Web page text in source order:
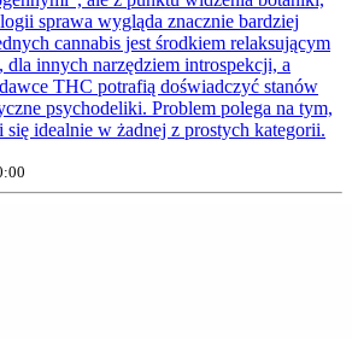
sprawa wygląda znacznie bardziej
cannabis jest środkiem relaksującym
innych narzędziem introspekcji, a
THC potrafią doświadczyć stanów
psychodeliki. Problem polega na tym,
się idealnie w żadnej z prostych kategorii.